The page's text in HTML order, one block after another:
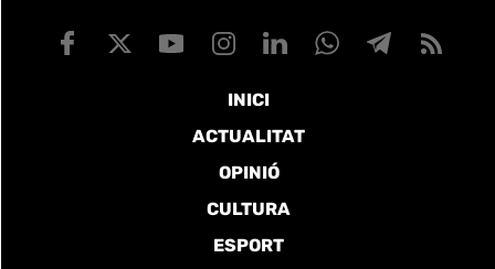
INICI
ACTUALITAT
OPINIÓ
CULTURA
ESPORT